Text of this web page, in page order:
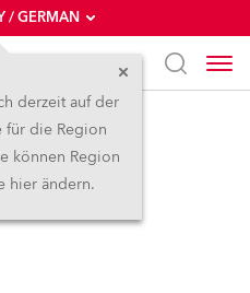
/ GERMAN
derzeit auf der
für die Region
können Region
hier ändern.
Beam